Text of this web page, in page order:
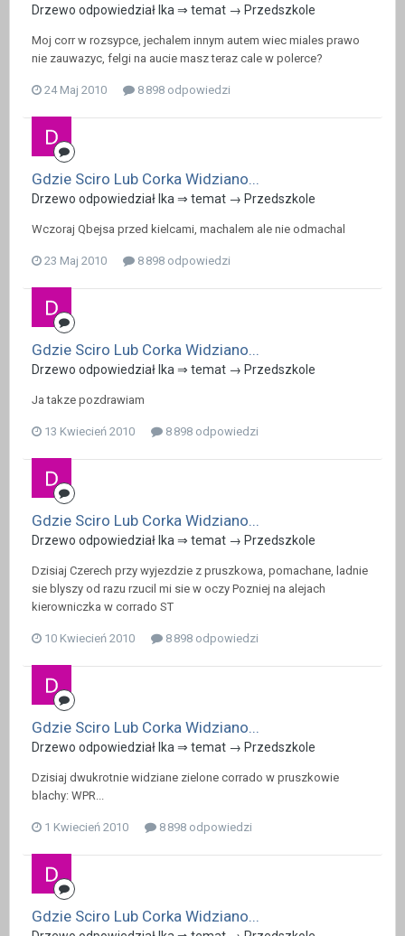
Drzewo odpowiedział Ika ⇒ temat → Przedszkole
Moj corr w rozsypce, jechalem innym autem wiec miales prawo
nie zauwazyc, felgi na aucie masz teraz cale w polerce?
24 Maj 2010 8 898 odpowiedzi
Gdzie Sciro Lub Corka Widziano...
Drzewo odpowiedział Ika ⇒ temat → Przedszkole
Wczoraj Qbejsa przed kielcami, machalem ale nie odmachal
23 Maj 2010 8 898 odpowiedzi
Gdzie Sciro Lub Corka Widziano...
Drzewo odpowiedział Ika ⇒ temat → Przedszkole
Ja takze pozdrawiam
13 Kwiecień 2010 8 898 odpowiedzi
Gdzie Sciro Lub Corka Widziano...
Drzewo odpowiedział Ika ⇒ temat → Przedszkole
Dzisiaj Czerech przy wyjezdzie z pruszkowa, pomachane, ladnie
sie blyszy od razu rzucil mi sie w oczy Pozniej na alejach
kierowniczka w corrado ST
10 Kwiecień 2010 8 898 odpowiedzi
Gdzie Sciro Lub Corka Widziano...
Drzewo odpowiedział Ika ⇒ temat → Przedszkole
Dzisiaj dwukrotnie widziane zielone corrado w pruszkowie
blachy: WPR...
1 Kwiecień 2010 8 898 odpowiedzi
Gdzie Sciro Lub Corka Widziano...